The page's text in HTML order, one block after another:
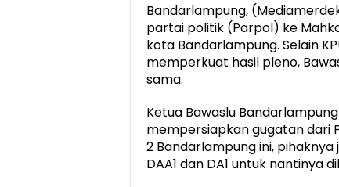
Purnama Wulan Sari Mirza Buka
Bandarlampung,
partai politik (Parpol) ke
kota Bandarlampung. Selain
memperkuat hasil pleno,
sama.
Ketua Bawaslu
mempersiapkan gugatan dari
2 Bandarlampung ini,
DAA1 dan DA1 untuk nantinya